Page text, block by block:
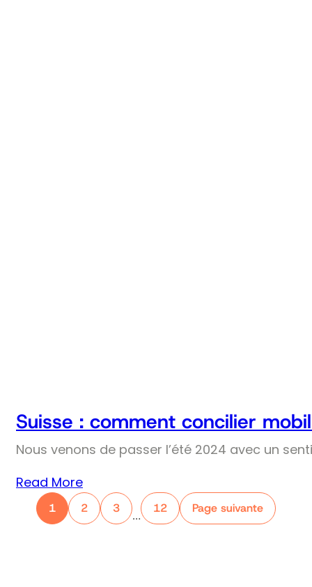
Suisse : comment concilier
Nous venons de passer l’été 2024 avec un
Read More
1 2 3
…
12 Page suivante